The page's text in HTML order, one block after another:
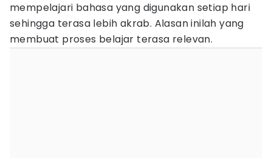
mempelajari bahasa yang digunakan setiap hari
sehingga terasa lebih akrab. Alasan inilah yang
membuat proses belajar terasa relevan.